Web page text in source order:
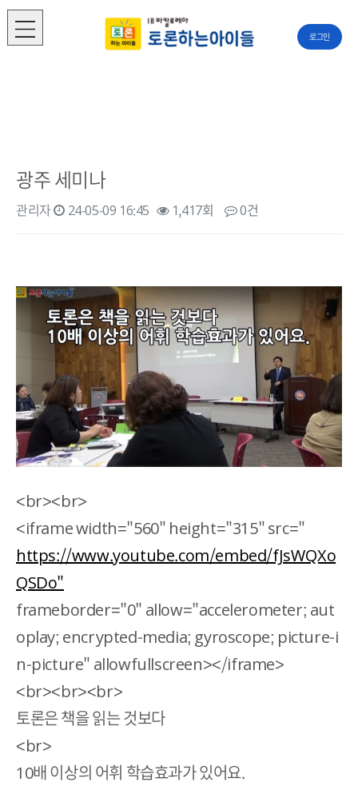
로그인
광주 세미나
관리자 24-05-09 16:45 1,417회 0건
<br><br>
<iframe width="560" height="315" src="
https://www.youtube.com/embed/fJsWQXo
QSDo"
frameborder="0" allow="accelerometer; aut
oplay; encrypted-media; gyroscope; picture-i
n-picture" allowfullscreen></iframe>
<br><br><br>
토론은 책을 읽는 것보다
<br>
10배 이상의 어휘 학습효과가 있어요.